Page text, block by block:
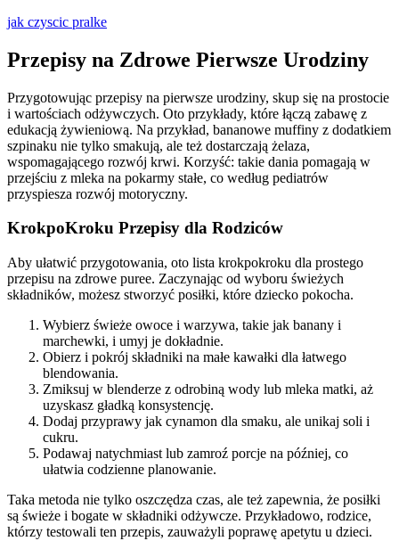
jak czyscic pralke
Przepisy na Zdrowe Pierwsze Urodziny
Przygotowując przepisy na pierwsze urodziny, skup się na prostocie
i wartościach odżywczych. Oto przykłady, które łączą zabawę z
edukacją żywieniową. Na przykład, bananowe muffiny z dodatkiem
szpinaku nie tylko smakują, ale też dostarczają żelaza,
wspomagającego rozwój krwi. Korzyść: takie dania pomagają w
przejściu z mleka na pokarmy stałe, co według pediatrów
przyspiesza rozwój motoryczny.
KrokpoKroku Przepisy dla Rodziców
Aby ułatwić przygotowania, oto lista krokpokroku dla prostego
przepisu na zdrowe puree. Zaczynając od wyboru świeżych
składników, możesz stworzyć posiłki, które dziecko pokocha.
Wybierz świeże owoce i warzywa, takie jak banany i
marchewki, i umyj je dokładnie.
Obierz i pokrój składniki na małe kawałki dla łatwego
blendowania.
Zmiksuj w blenderze z odrobiną wody lub mleka matki, aż
uzyskasz gładką konsystencję.
Dodaj przyprawy jak cynamon dla smaku, ale unikaj soli i
cukru.
Podawaj natychmiast lub zamroź porcje na później, co
ułatwia codzienne planowanie.
Taka metoda nie tylko oszczędza czas, ale też zapewnia, że posiłki
są świeże i bogate w składniki odżywcze. Przykładowo, rodzice,
którzy testowali ten przepis, zauważyli poprawę apetytu u dzieci.